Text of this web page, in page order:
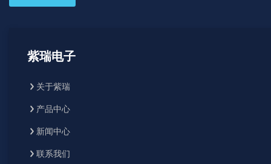
紫瑞电子
关于紫瑞
产品中心
新闻中心
联系我们